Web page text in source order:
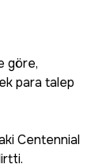
göre,
para talep
Centennial